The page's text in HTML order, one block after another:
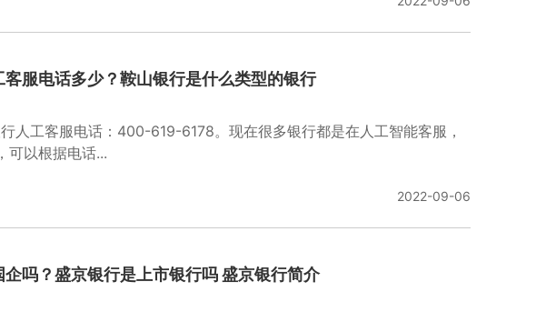
客服电话多少？鞍山银行是什么类型的银行
人工客服电话：400-619-6178。现在很多银行都是在人工智能客服，
可以根据电话...
2022-09-06
吗？盛京银行是上市银行吗 盛京银行简介